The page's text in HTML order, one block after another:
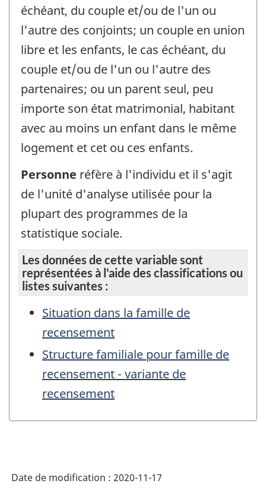
échéant, du couple et/ou de l'un ou
l'autre des conjoints; un couple en union
libre et les enfants, le cas échéant, du
couple et/ou de l'un ou l'autre des
partenaires; ou un parent seul, peu
importe son état matrimonial, habitant
avec au moins un enfant dans le même
logement et cet ou ces enfants.
Personne réfère à l'individu et il s'agit
de l'unité d'analyse utilisée pour la
plupart des programmes de la
statistique sociale.
Les données de cette variable sont
représentées à l'aide des classifications ou
listes suivantes :
Situation dans la famille de
recensement
Structure familiale pour famille de
recensement - variante de
recensement
Date de modification : 2020-11-17